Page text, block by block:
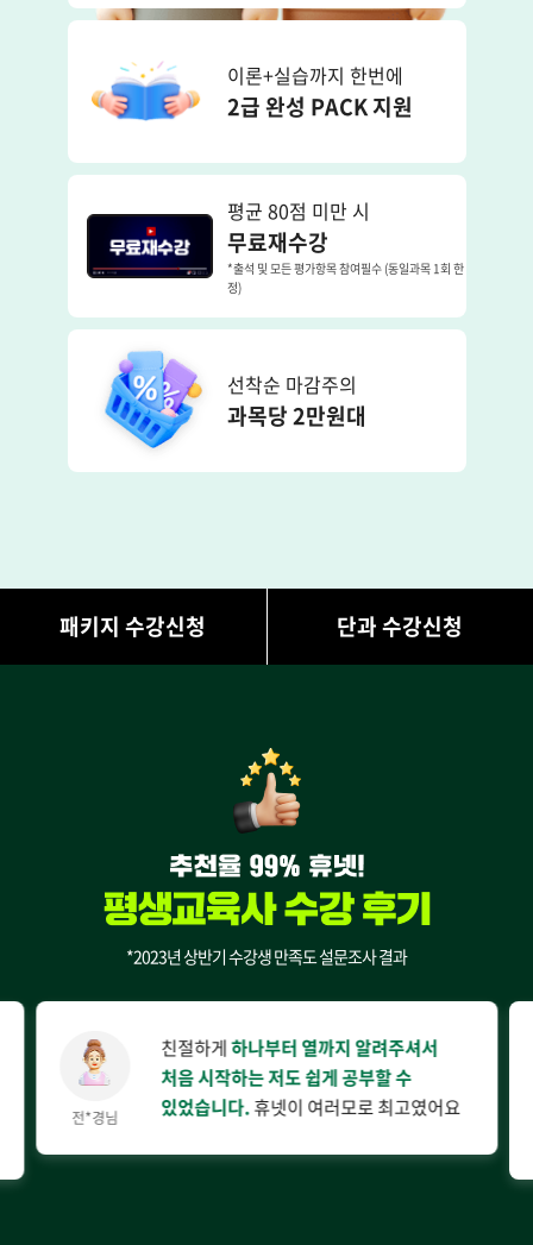
이론+실습까지 한번에
2급 완성 PACK 지원
평균 80점 미만 시
무료재수강
*출석 및 모든 평가항목 참여필수 (동일과목 1회 한
정)
선착순 마감주의
과목당 2만원대
패키지 수강신청 단과 수강신청
*2023년 상반기 수강생 만족도 설문조사 결과
전*경님
친절하게하나부터 열까지 알려주셔서
처음 시작하는 저도 쉽게 공부할 수
있었습니다.휴넷이 여러모로 최고였어요